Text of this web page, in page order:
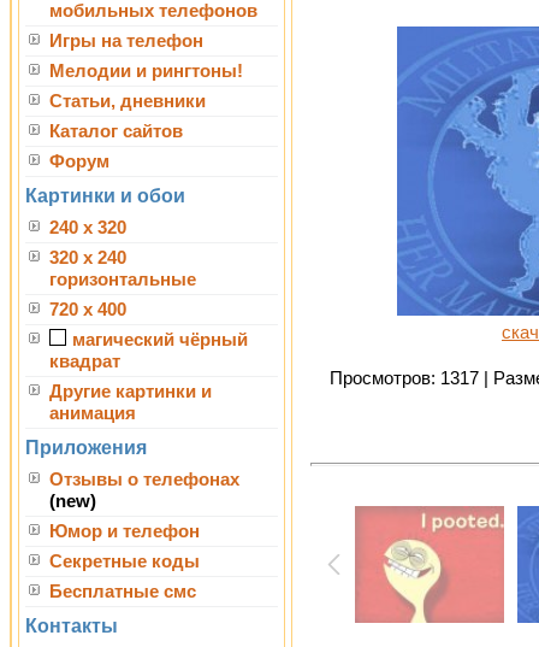
мобильных телефонов
Игры на телефон
Мелодии и рингтоны!
Статьи, дневники
Каталог сайтов
Форум
Картинки и обои
240 x 320
320 x 240
горизонтальные
720 x 400
магический чёрный
квадрат
Другие картинки и
анимация
Приложения
Отзывы о телефонах
(new)
Юмор и телефон
Секретные коды
Бесплатные смс
Контакты
Просмотров: 1317 |